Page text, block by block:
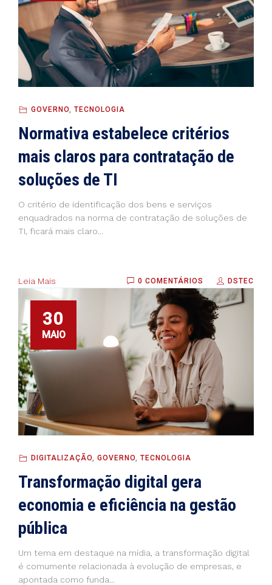
GOVERNO, TECNOLOGIA
Normativa estabelece critérios
mais claros para contratação de
soluções de TI
O critério de identificação dos bens e serviços
enquadrados na norma de contratação de soluções de
TI, ficará mais claro...
Leia Mais 0 COMENTÁRIOS DSTEC
30
MAIO
DIGITALIZAÇÃO, GOVERNO, TECNOLOGIA
Transformação digital gera
economia e eficiência na gestão
pública
Um tema em destaque na mídia, a transformação digital
é comumente relacionada à evolução de empresas, e
apontada como funda...